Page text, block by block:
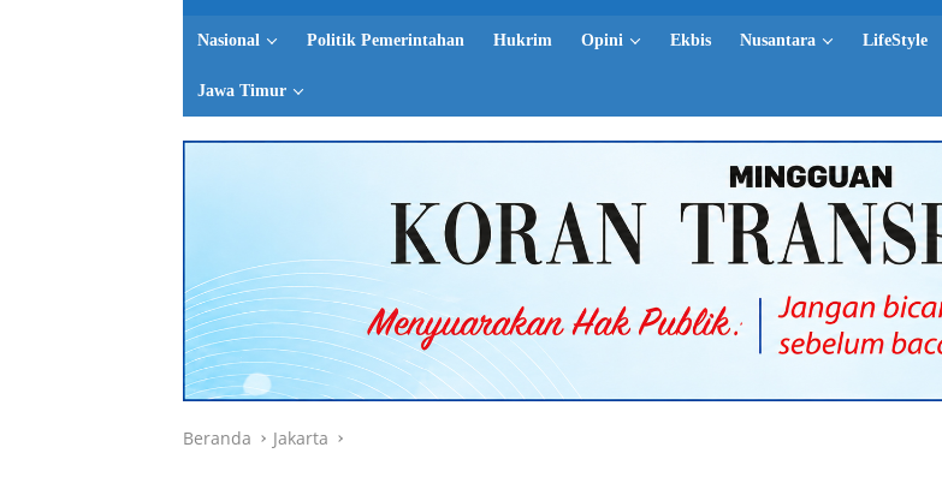
Nasional Politik Pemerintahan Hukrim Opini Ekbis Nusantara LifeStyle
Jawa Timur
Beranda Jakarta